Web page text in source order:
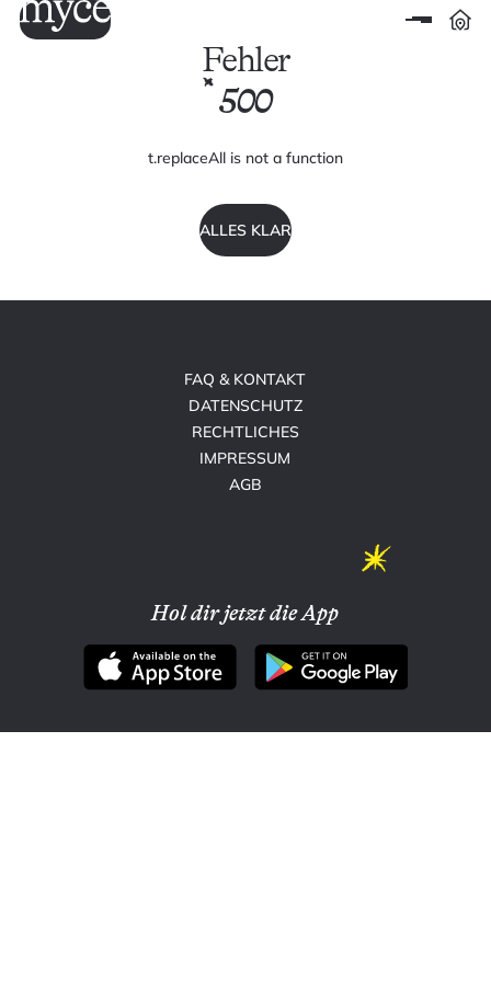
Fehler
500
t.replaceAll is not a function
ALLES KLAR
FAQ & KONTAKT
DATENSCHUTZ
RECHTLICHES
IMPRESSUM
AGB
Hol dir jetzt die App